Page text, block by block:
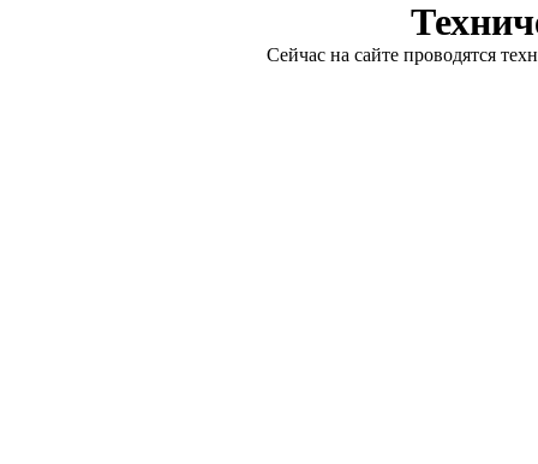
Сейчас на сайте проводятся